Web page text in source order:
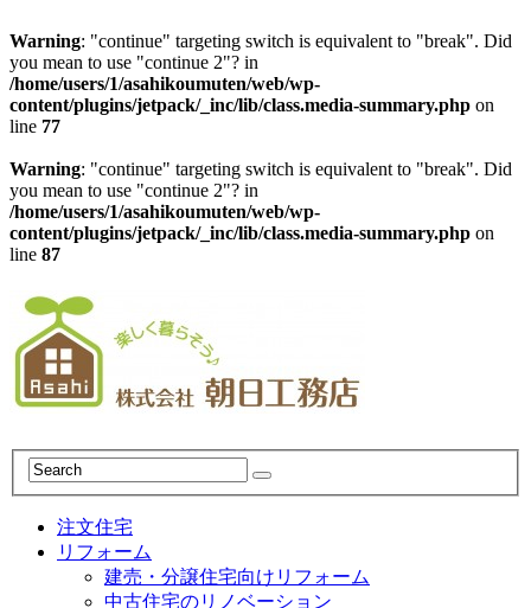
Warning: "continue" targeting switch is equivalent to "break". Did
you mean to use "continue 2"? in
/home/users/1/asahikoumuten/web/wp-
content/plugins/jetpack/_inc/lib/class.media-summary.php on
line 77
Warning: "continue" targeting switch is equivalent to "break". Did
you mean to use "continue 2"? in
/home/users/1/asahikoumuten/web/wp-
content/plugins/jetpack/_inc/lib/class.media-summary.php on
line 87
注文住宅
リフォーム
建売・分譲住宅向けリフォーム
中古住宅のリノベーション